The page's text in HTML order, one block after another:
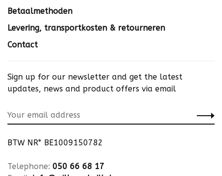
Betaalmethoden
Levering, transportkosten & retourneren
Contact
Sign up for our newsletter and get the latest
updates, news and product offers via email
BTW NR° BE1009150782
Telephone: 050 66 68 17